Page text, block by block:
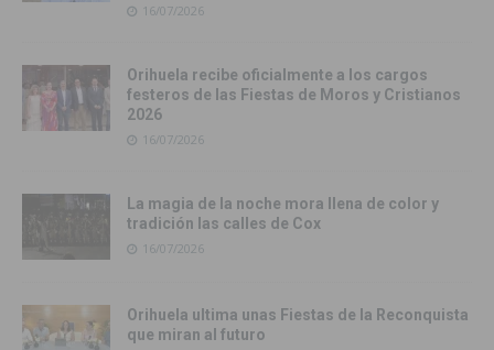
16/07/2026
Orihuela recibe oficialmente a los cargos
festeros de las Fiestas de Moros y Cristianos
2026
16/07/2026
La magia de la noche mora llena de color y
tradición las calles de Cox
16/07/2026
Orihuela ultima unas Fiestas de la Reconquista
que miran al futuro